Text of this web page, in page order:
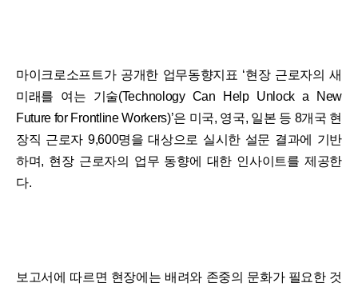
마이크로소프트가 공개한 업무동향지표 ‘현장 근로자의 새
미래를 여는 기술(Technology Can Help Unlock a New
Future for Frontline Workers)’은 미국, 영국, 일본 등 8개국 현
장직 근로자 9,600명을 대상으로 실시한 설문 결과에 기반
하며, 현장 근로자의 업무 동향에 대한 인사이트를 제공한
다.
보고서에 따르면 현장에는 배려와 존중의 문화가 필요한 것